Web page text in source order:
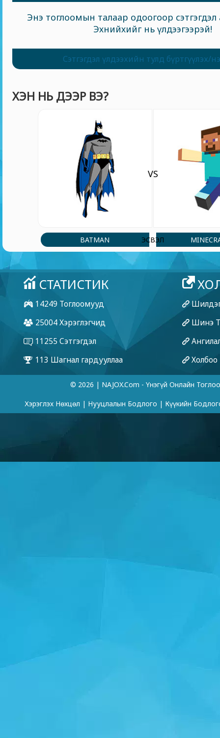
Энэ тоглоомын талаар одоогоор сэтгэгдэл
Эхнийхийг нь үлдээгээрэй!
Сэтгэгдэл үлдээхийн тулд бүртгүүлэх/
ХЭН НЬ ДЭЭР ВЭ?
BATMAN
VS
ЭСВЭЛ
© 2026 | NAJOX.com - Үнэгүй Онлайн
Хэрэглэх Нөхцөл | Нууцлалын Бодлого | Күүкийн